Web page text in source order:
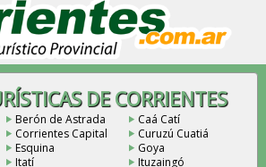
DE CORRIENTES
Berón de Astrada
Caá Catí
Corrientes Capital
Curuzú Cuatiá
Esquina
Goya
Itatí
Ituzaingó